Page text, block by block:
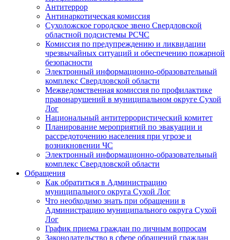
Антитеррор
Антинаркотическая комиссия
Сухоложское городское звено Свердловской
областной подсистемы РСЧС
Комиссия по предупреждению и ликвидации
чрезвычайных ситуаций и обеспечению пожарной
безопасности
Электронный информационно-образовательный
комплекс Cвердловской области
Межведомственная комиссия по профилактике
правонарушений в муниципальном округе Сухой
Лог
Национальный антитеррористический комитет
Планирование мероприятий по эвакуации и
рассредоточению населения при угрозе и
возникновении ЧС
Электронный информационно-образовательный
комплекс Свердловской области
Обращения
Как обратиться в Администрацию
муниципального округа Сухой Лог
Что необходимо знать при обращении в
Администрацию муниципального округа Сухой
Лог
График приема граждан по личным вопросам
Законодательство в сфере обращений граждан